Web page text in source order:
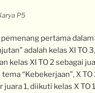
P5
pertama dalam
adalah kelas XI TO
kelas XI TO 2 sebagai
“Kebekerjaan”, X
juara 1, diikuti kelas X TO